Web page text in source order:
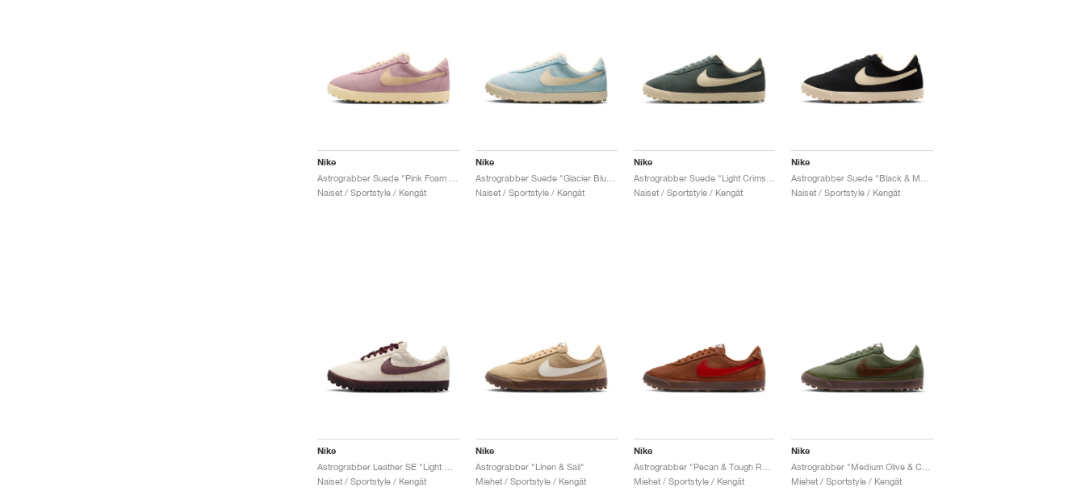
Nike
Naiset / Sportstyle / Kengät
Nike
Astrograbber Suede "Glacier Blue & Muslin"
Naiset / Sportstyle / Kengät
Nike
Naiset / Sportstyle / Kengät
Nike
Naiset / Sportstyle / Kengät
Nike
Naiset / Sportstyle / Kengät
Nike
Astrograbber "Linen & Sail"
Miehet / Sportstyle / Kengät
Nike
Miehet / Sportstyle / Kengät
Nike
Miehet / Sportstyle / Kengät